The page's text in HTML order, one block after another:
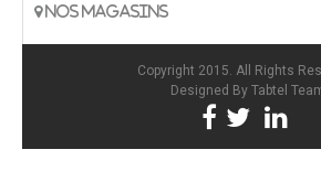
NOS MAGASINS
Copyright 2015. All Rights
Designed By Tabtel